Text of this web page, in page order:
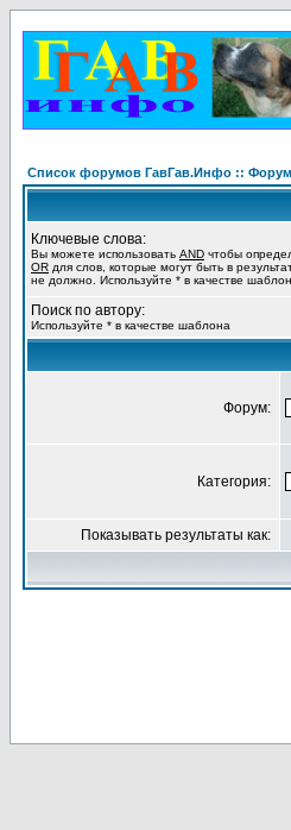
Список форумов ГавГав.Инфо :: Форум
Ключевые слова:
Вы можете использовать AND чтобы
OR для слов, которые могут быть в
не должно. Используйте * в качестве
Поиск по автору:
Используйте * в качестве шаблона
Форум:
Категория:
Показывать результаты как: